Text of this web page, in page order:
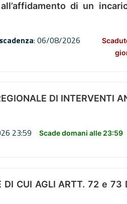
di un
: 06/08/2026
DI INTERVENTI
23:59 Scade domani alle 23:59
DI CUI AGLI ARTT. 72 e 73